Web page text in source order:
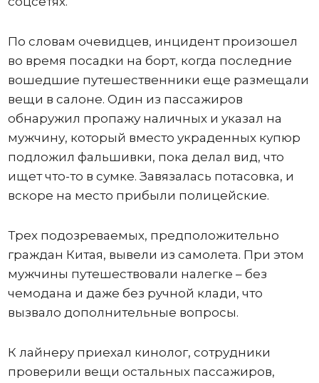
По словам очевидцев, инцидент произошел
во время посадки на борт, когда последние
вошедшие путешественники еще размещали
вещи в салоне. Один из пассажиров
обнаружил пропажу наличных и указал на
мужчину, который вместо украденных купюр
подложил фальшивки, пока делал вид, что
ищет что-то в сумке. Завязалась потасовка, и
вскоре на место прибыли полицейские.
Трех подозреваемых, предположительно
граждан Китая, вывели из самолета. При этом
мужчины путешествовали налегке – без
чемодана и даже без ручной клади, что
вызвало дополнительные вопросы.
К лайнеру приехал кинолог, сотрудники
проверили вещи остальных пассажиров,